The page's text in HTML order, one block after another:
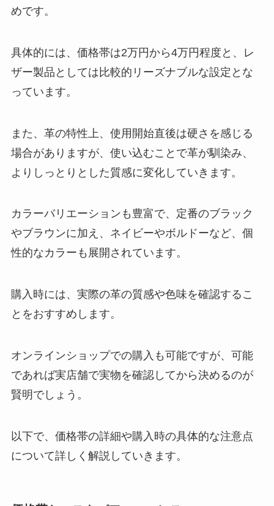
めです。
具体的には、価格帯は2万円から4万円程度と、レ
ザー製品としては比較的リーズナブルな設定とな
っています。
また、革の特性上、使用開始直後は硬さを感じる
場合がありますが、使い込むことで革が馴染み、
よりしっとりとした質感に変化していきます。
カラーバリエーションも豊富で、定番のブラック
やブラウンに加え、ネイビーやボルドーなど、個
性的なカラーも展開されています。
購入時には、実際の革の質感や色味を確認するこ
とをおすすめします。
オンラインショップでの購入も可能ですが、可能
であれば実店舗で実物を確認してから決めるのが
賢明でしょう。
以下で、価格帯の詳細や購入時の具体的な注意点
について詳しく解説していきます。